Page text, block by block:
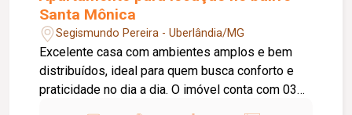
Santa Mônica
Segismundo Pereira - Uberlândia/MG
Excelente casa com ambientes amplos e bem
distribuídos, ideal para quem busca conforto e
praticidade no dia a dia. O imóvel conta com 03